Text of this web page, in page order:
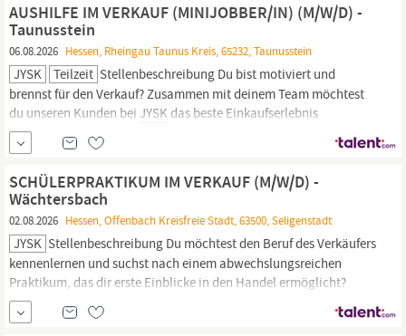
AUSHILFE IM VERKAUF (MINIJOBBER/IN) (M/W/D) -
Taunusstein
06.08.2026 Hessen, Rheingau Taunus Kreis, 65232, Taunusstein
JYSK Teilzeit Stellenbeschreibung Du bist motiviert und
brennst für den Verkauf? Zusammen mit deinem Team möchtest
du unseren Kunden bei JYSK das beste Einkaufserlebnis
Deutschlands bieten? Du magst Abwechslung und ein
schnelllebiges Umfeld? Dann unterstütze unser Team im Rahmen
eines Minijobs auf geringfügiger Basis und bewirb dich jetzt!
SCHÜLERPRAKTIKUM IM VERKAUF (M/W/D) -
Wächtersbach
02.08.2026 Hessen, Offenbach Kreisfreie Stadt, 63500, Seligenstadt
JYSK Stellenbeschreibung Du möchtest den Beruf des Verkäufers
kennenlernen und suchst nach einem abwechslungsreichen
Praktikum, das dir erste Einblicke in den Handel ermöglicht?
Dann ist ein Schülerpraktikum bei
dich! Bei uns steht der Spaß an der Arbeit im Vordergrund. Lass